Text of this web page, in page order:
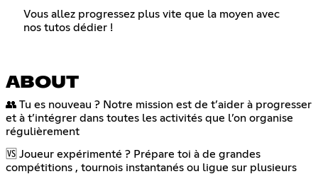
Vous allez progressez plus vite que la moyen avec
nos tutos dédier !
ABOUT
👥 Tu es nouveau ? Notre mission est de t’aider à progresser
et à t’intégrer dans toutes les activités que l’on organise
régulièrement
🆚 Joueur expérimenté ? Prépare toi à de grandes
compétitions , tournois instantanés ou ligue sur plusieurs